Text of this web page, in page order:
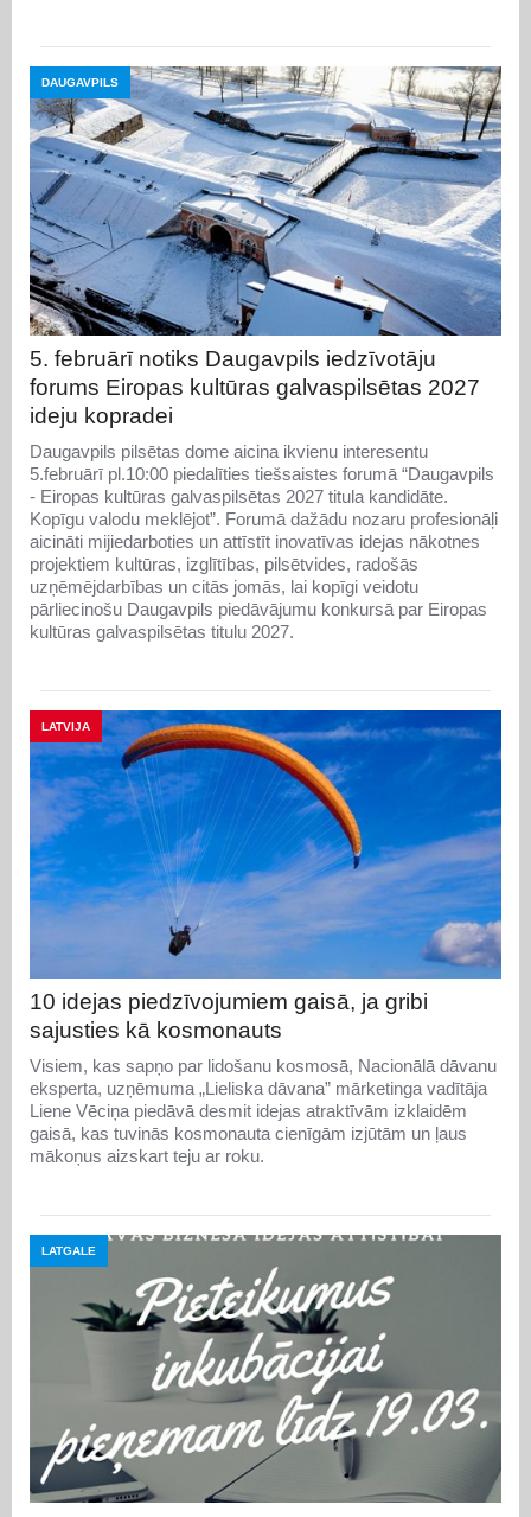
DAUGAVPILS
5. februārī notiks Daugavpils iedzīvotāju
forums Eiropas kultūras galvaspilsētas 2027
ideju kopradei
Daugavpils pilsētas dome aicina ikvienu interesentu
5.februārī pl.10:00 piedalīties tiešsaistes forumā “Daugavpils
- Eiropas kultūras galvaspilsētas 2027 titula kandidāte.
Kopīgu valodu meklējot”. Forumā dažādu nozaru profesionāļi
aicināti mijiedarboties un attīstīt inovatīvas idejas nākotnes
projektiem kultūras, izglītības, pilsētvides, radošās
uzņēmējdarbības un citās jomās, lai kopīgi veidotu
pārliecinošu Daugavpils piedāvājumu konkursā par Eiropas
kultūras galvaspilsētas titulu 2027.
LATVIJA
10 idejas piedzīvojumiem gaisā, ja gribi
sajusties kā kosmonauts
Visiem, kas sapņo par lidošanu kosmosā, Nacionālā dāvanu
eksperta, uzņēmuma „Lieliska dāvana” mārketinga vadītāja
Liene Vēciņa piedāvā desmit idejas atraktīvām izklaidēm
gaisā, kas tuvinās kosmonauta cienīgām izjūtām un ļaus
mākoņus aizskart teju ar roku.
LATGALE